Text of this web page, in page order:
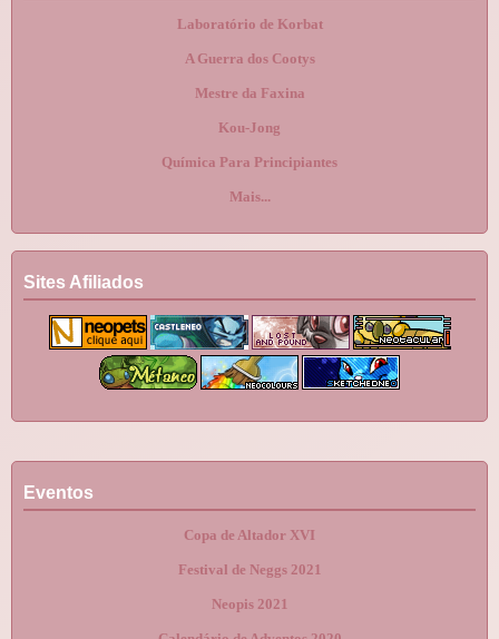
Laboratório de Korbat
A Guerra dos Cootys
Mestre da Faxina
Kou-Jong
Química Para Principiantes
Mais...
Sites Afiliados
Eventos
Copa de Altador XVI
Festival de Neggs 2021
Neopis 2021